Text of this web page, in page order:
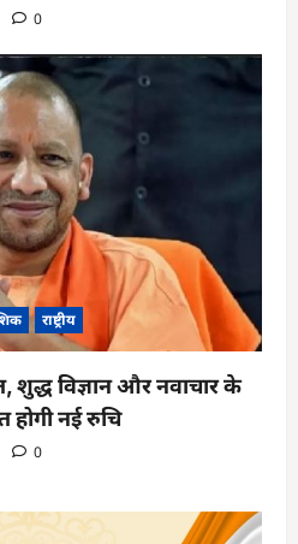
0
राष्ट्रीय
शुद्ध विज्ञान और नवाचार के
होगी नई रुचि
0